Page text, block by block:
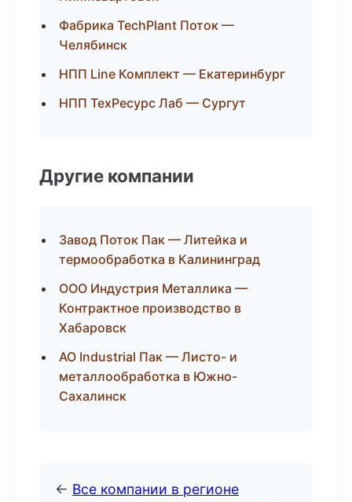
Фабрика TechPlant Поток —
Челябинск
НПП Line Комплект — Екатеринбург
НПП ТехРесурс Лаб — Сургут
Другие компании
Завод Поток Пак — Литейка и
термообработка в Калининград
ООО Индустрия Металлика —
Контрактное производство в
Хабаровск
АО Industrial Пак — Листо- и
металлообработка в Южно-
Сахалинск
← Все компании в регионе